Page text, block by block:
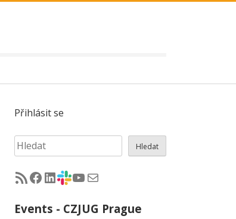
Přihlásit se
Hledat Hledat
RSS - články na jug.cz
Facebook skupina Czech Java User Group
LinkedIn skupina Czech Java User Group
CZJUG Slack fórum
CZJUG YouTube kanálCZJUG email
Events - CZJUG Prague